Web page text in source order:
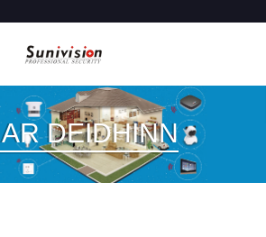
DEIDHINN